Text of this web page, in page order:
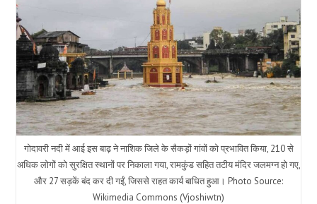
गोदावरी नदी में आई इस बाढ़ ने नाशिक जिले के सैकड़ों गांवों को प्रभावित किया, 210 से
अधिक लोगों को सुरक्षित स्थानों पर निकाला गया, रामकुंड सहित तटीय मंदिर जलमग्न हो गए,
और 27 सड़कें बंद कर दी गईं, जिससे राहत कार्य बाधित हुआ। Photo Source:
Wikimedia Commons (Vjoshiwtn)